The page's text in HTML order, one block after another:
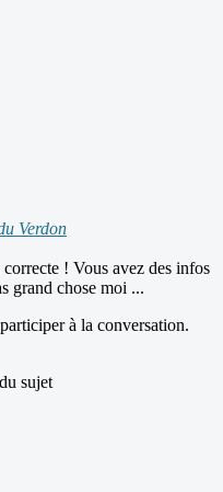
Verdon
! Vous avez des infos
grand chose moi ...
à la conversation.
sujet